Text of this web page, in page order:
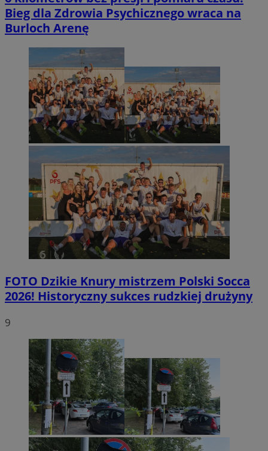
Bieg dla Zdrowia Psychicznego wraca na
Burloch Arenę
FOTO Dzikie Knury mistrzem Polski Socca
2026! Historyczny sukces rudzkiej drużyny
9